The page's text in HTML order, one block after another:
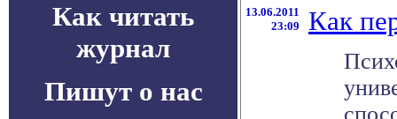
Как читать
журнал
Пишут о нас
13.06.2011
23:09
Как